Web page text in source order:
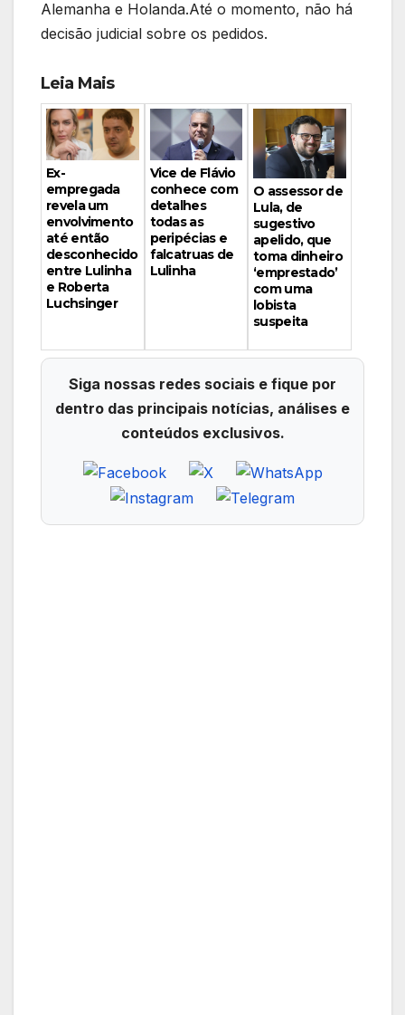
Alemanha e Holanda.Até o momento, não há
decisão judicial sobre os pedidos.
Leia Mais
Ex-
empregada
revela um
envolvimento
até então
desconhecido
entre Lulinha
e Roberta
Luchsinger
Vice de Flávio
conhece com
detalhes
todas as
peripécias e
falcatruas de
Lulinha
O assessor de
Lula, de
sugestivo
apelido, que
toma dinheiro
‘emprestado’
com uma
lobista
suspeita
Siga nossas redes sociais e fique por
dentro das principais notícias, análises e
conteúdos exclusivos.